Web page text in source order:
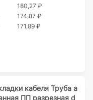
180,27 ₽
174,87 ₽
171,89 ₽
кабеля Труба а
ПП разрезная d